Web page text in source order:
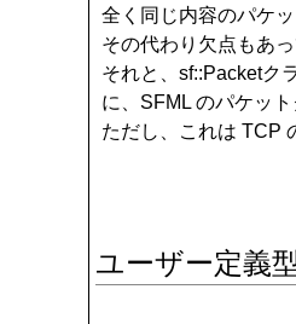
全く同じ内容のパケ
その代わり欠点もあ
それと、sf::Packetク
に、SFML のパケッ
ただし、これは TCP
ユーザー定義